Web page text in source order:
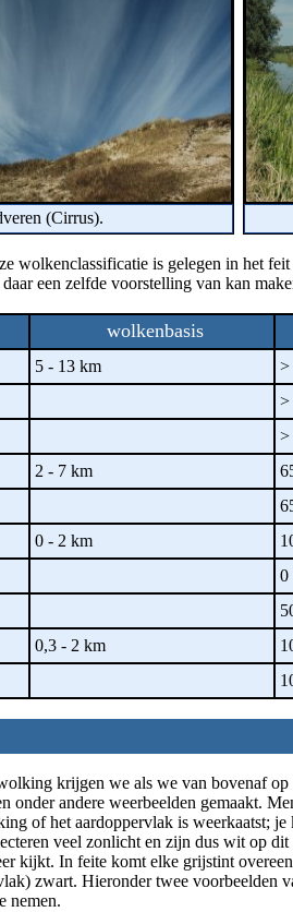
(Cirrus).
wolkenclassificatie is gelegen in het
een zelfde voorstelling van kan
wolkenbasis
5 - 13 km
>
>
>
2 - 7 km
0 - 2 km
0
0,3 - 2 km
krijgen we als we van bovenaf
onder andere weerbeelden gemaakt.
of het aardoppervlak is weerkaatst;
veel zonlicht en zijn dus wit op
kijkt. In feite komt elke grijstint
zwart. Hieronder twee voorbeelden
nemen.